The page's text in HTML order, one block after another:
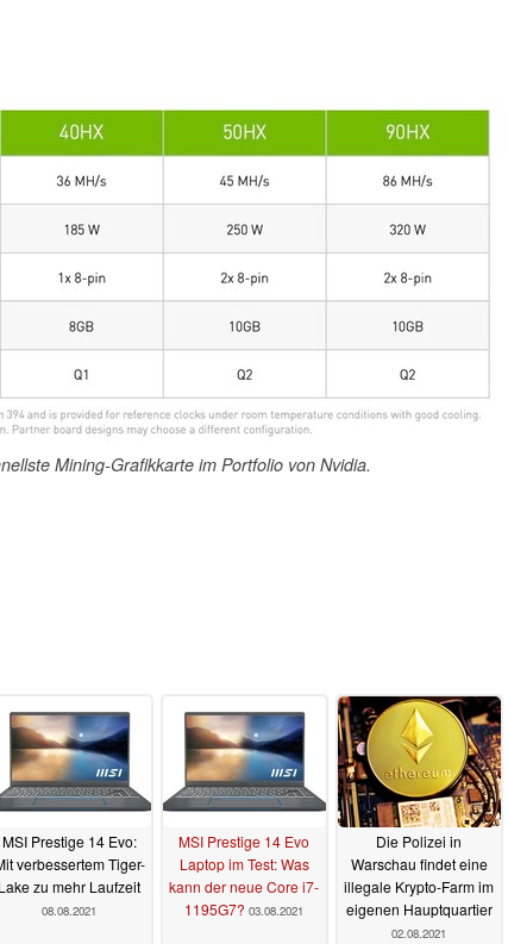
Mining-Grafikkarte im Portfolio von Nvidia.
MSI Prestige 14 Evo:
verbessertem Tiger-
Lake zu mehr Laufzeit
08.08.2021
MSI Prestige 14 Evo
Laptop im Test: Was
kann der neue Core i7-
1195G7? 03.08.2021
Die Polizei in
Warschau findet eine
illegale Krypto-Farm im
eigenen Hauptquartier
02.08.2021